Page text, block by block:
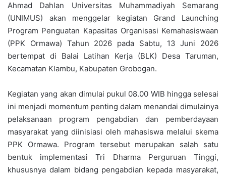
Ahmad Dahlan Universitas Muhammadiyah Semarang
(UNIMUS) akan menggelar kegiatan Grand Launching
Program Penguatan Kapasitas Organisasi Kemahasiswaan
(PPK Ormawa) Tahun 2026 pada Sabtu, 13 Juni 2026
bertempat di Balai Latihan Kerja (BLK) Desa Taruman,
Kecamatan Klambu, Kabupaten Grobogan.
Kegiatan yang akan dimulai pukul 08.00 WIB hingga selesai
ini menjadi momentum penting dalam menandai dimulainya
pelaksanaan program pengabdian dan pemberdayaan
masyarakat yang diinisiasi oleh mahasiswa melalui skema
PPK Ormawa. Program tersebut merupakan salah satu
bentuk implementasi Tri Dharma Perguruan Tinggi,
khususnya dalam bidang pengabdian kepada masyarakat,